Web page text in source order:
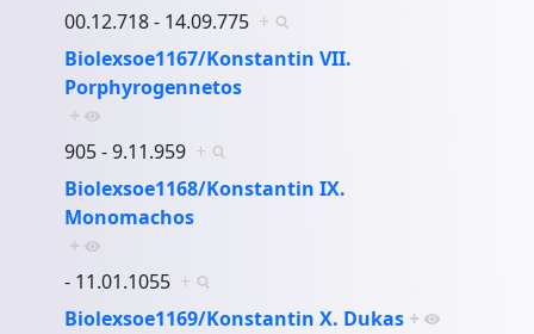
00.12.718 - 14.09.775 +
Biolexsoe1167/Konstantin VII.
Porphyrogennetos
+
905 - 9.11.959 +
Biolexsoe1168/Konstantin IX.
Monomachos
+
- 11.01.1055 +
Biolexsoe1169/Konstantin X. Dukas +